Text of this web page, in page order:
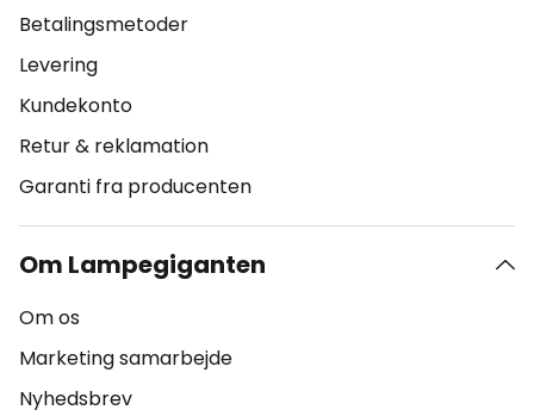
Betalingsmetoder
Levering
Kundekonto
Retur & reklamation
Garanti fra producenten
Om Lampegiganten
Om os
Marketing samarbejde
Nyhedsbrev